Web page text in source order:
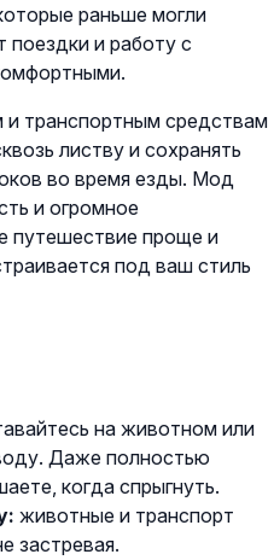
раньше могли
поездки и работу с
транспортным средствам
листву и сохранять
во время езды. Мод
и огромное
путешествие проще и
под ваш стиль
на животном или
Даже полностью
когда спрыгнуть.
животные и транспорт
застревая.